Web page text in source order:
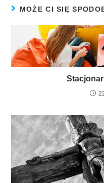
MOŻE CI SIĘ